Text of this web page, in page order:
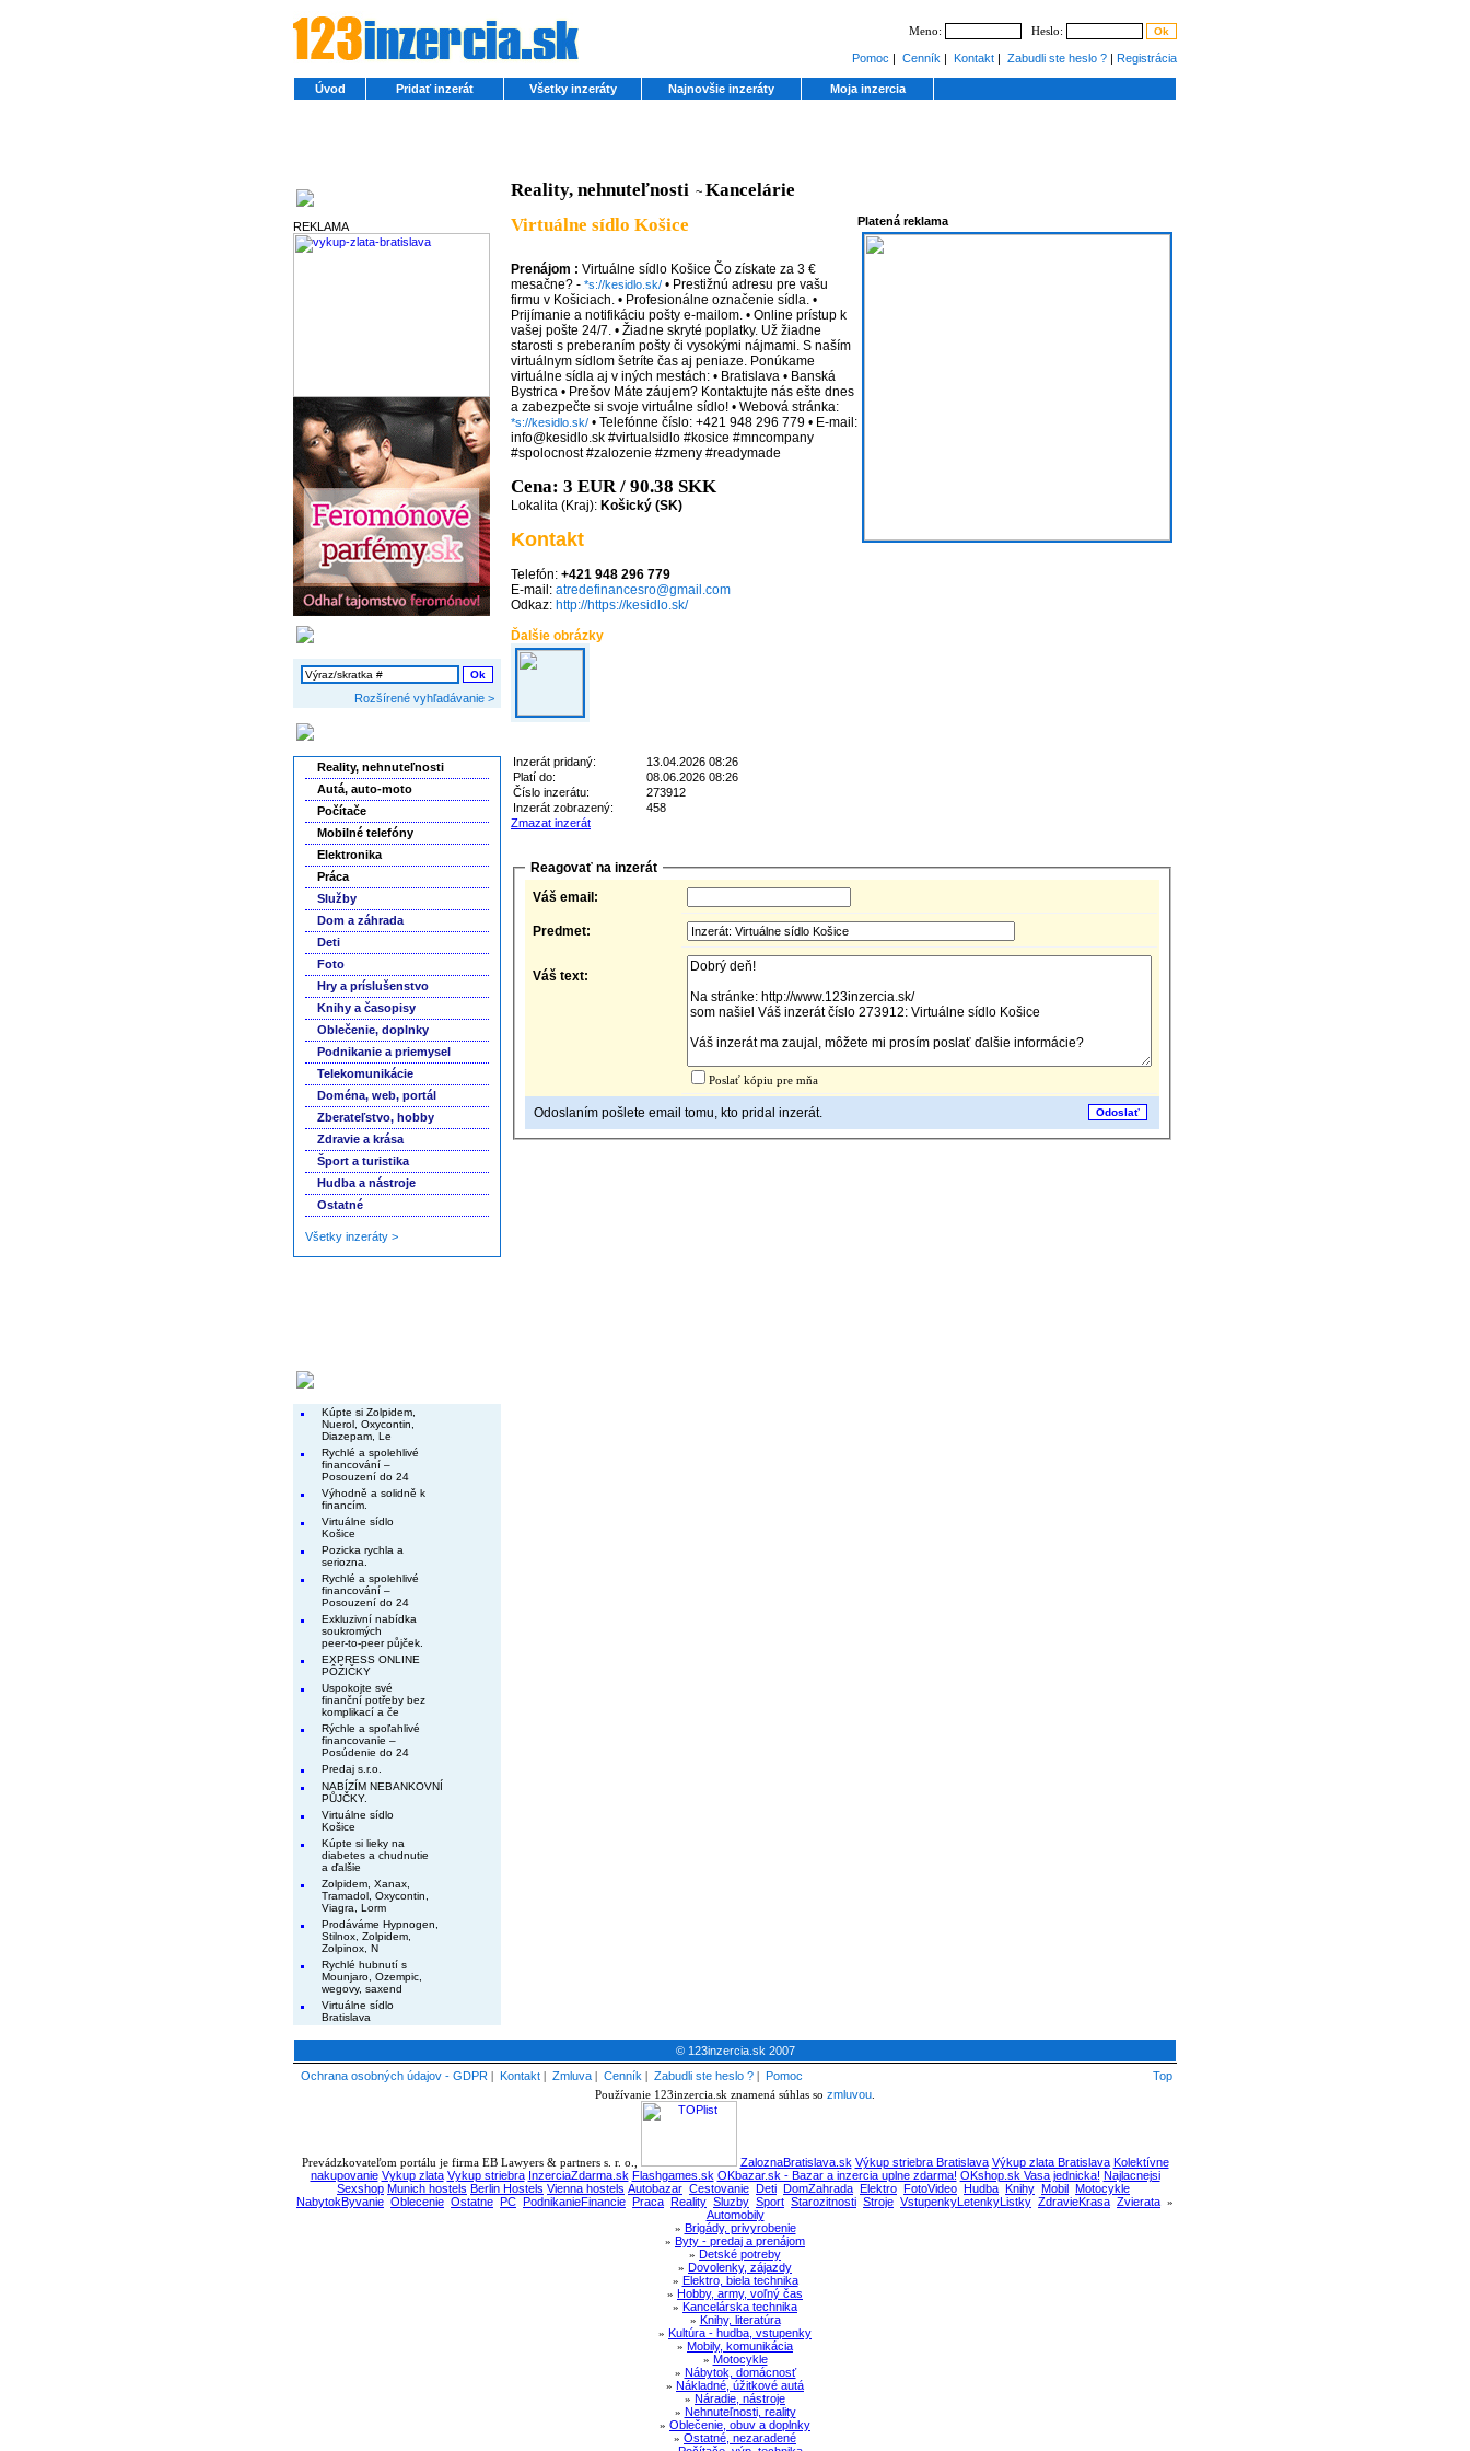
Meno: Heslo:
Pomoc | Cenník | Kontakt | Zabudli ste heslo ? | Registrácia
Úvod Pridať inzerát Všetky inzeráty Najnovšie inzeráty Moja inzercia
REKLAMA
Rozšírené vyhľadávanie >
Reality, nehnuteľnosti
Autá, auto-moto
Počítače
Mobilné telefóny
Elektronika
Práca
Služby
Dom a záhrada
Deti
Foto
Hry a príslušenstvo
Knihy a časopisy
Oblečenie, doplnky
Podnikanie a priemysel
Telekomunikácie
Doména, web, portál
Zberateľstvo, hobby
Zdravie a krása
Šport a turistika
Hudba a nástroje
Ostatné
Všetky inzeráty >
Kúpte si Zolpidem,
Nuerol, Oxycontin,
Diazepam, Le
Rychlé a spolehlivé
financování –
Posouzení do 24
Výhodně a solidně k
financím.
Virtuálne sídlo
Košice
Pozicka rychla a
seriozna.
Rychlé a spolehlivé
financování –
Posouzení do 24
Exkluzivní nabídka
soukromých
peer-to-peer půjček.
EXPRESS ONLINE
PÔŽIČKY
Uspokojte své
finanční potřeby bez
komplikací a če
Rýchle a spoľahlivé
financovanie –
Posúdenie do 24
Predaj s.r.o.
NABÍZÍM NEBANKOVNÍ
PŮJČKY.
Virtuálne sídlo
Košice
Kúpte si lieky na
diabetes a chudnutie
a ďalšie
Zolpidem, Xanax,
Tramadol, Oxycontin,
Viagra, Lorm
Prodáváme Hypnogen,
Stilnox, Zolpidem,
Zolpinox, N
Rychlé hubnutí s
Mounjaro, Ozempic,
wegovy, saxend
Virtuálne sídlo
Bratislava
Reality, nehnuteľnosti ~ Kancelárie
Virtuálne sídlo Košice
Prenájom : Virtuálne sídlo Košice Čo získate za 3 €
mesačne? - *s://kesidlo.sk/ • Prestižnú adresu pre vašu
firmu v Košiciach. • Profesionálne označenie sídla. •
Prijímanie a notifikáciu pošty e-mailom. • Online prístup k
vašej pošte 24/7. • Žiadne skryté poplatky. Už žiadne
starosti s preberaním pošty či vysokými nájmami. S naším
virtuálnym sídlom šetríte čas aj peniaze. Ponúkame
virtuálne sídla aj v iných mestách: • Bratislava • Banská
Bystrica • Prešov Máte záujem? Kontaktujte nás ešte dnes
a zabezpečte si svoje virtuálne sídlo! • Webová stránka:
*s://kesidlo.sk/ • Telefónne číslo: +421 948 296 779 • E-mail:
info@kesidlo.sk #virtualsidlo #kosice #mncompany
#spolocnost #zalozenie #zmeny #readymade
Cena: 3 EUR / 90.38 SKK
Lokalita (Kraj): Košický (SK)
Kontakt
Telefón: +421 948 296 779
E-mail: atredefinancesro@gmail.com
Odkaz: http://https://kesidlo.sk/
Ďalšie obrázky
Inzerát pridaný:
13.04.2026 08:26
Platí do:
08.06.2026 08:26
Číslo inzerátu:
273912
Inzerát zobrazený:
458
Zmazat inzerát
Platená reklama
Reagovať na inzerát
Váš email:
Predmet:
Váš text:
Poslať kópiu pre mňa
Odoslaním pošlete email tomu, kto pridal inzerát.
© 123inzercia.sk 2007
Ochrana osobných údajov - GDPR | Kontakt | Zmluva | Cenník | Zabudli ste heslo ? | Pomoc
Top
Používanie 123inzercia.sk znamená súhlas so zmluvou
Prevádzkovateľom portálu je firma EB Lawyers & partners s. r. o., ZaloznaBratislava.sk Výkup striebra Bratislava Výkup zlata Bratislava Kolektívne
nakupovanie Vykup zlata Vykup striebra InzerciaZdarma.sk Flashgames.sk OKbazar.sk - Bazar a inzercia uplne zdarma! OKshop.sk Vasa jednicka! Najlacnejsi
Sexshop Munich hostels Berlin Hostels Vienna hostels Autobazar Cestovanie Deti DomZahrada Elektro FotoVideo Hudba Knihy Mobil Motocykle
NabytokByvanie Oblecenie Ostatne PC PodnikanieFinancie Praca Reality Sluzby Sport Starozitnosti Stroje VstupenkyLetenkyListky ZdravieKrasa Zvierata »
Automobily
» Brigády, privyrobenie
» Byty - predaj a prenájom
» Detské potreby
» Dovolenky, zájazdy
» Elektro, biela technika
» Hobby, army, voľný čas
» Kancelárska technika
» Knihy, literatúra
» Kultúra - hudba, vstupenky
» Mobily, komunikácia
» Motocykle
» Nábytok, domácnosť
» Nákladné, úžitkové autá
» Náradie, nástroje
» Nehnuteľnosti, reality
» Oblečenie, obuv a doplnky
» Ostatné, nezaradené